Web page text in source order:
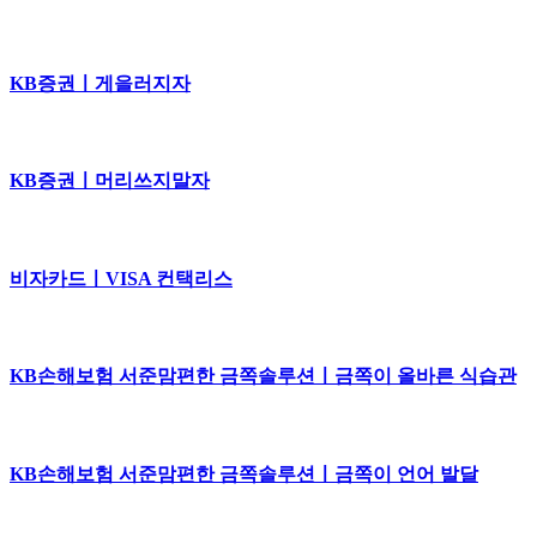
KB증권ㅣ게을러지자
KB증권ㅣ머리쓰지말자
비자카드ㅣVISA 컨택리스
KB손해보험 서준맘편한 금쪽솔루션ㅣ금쪽이 올바른 식습관
KB손해보험 서준맘편한 금쪽솔루션ㅣ금쪽이 언어 발달